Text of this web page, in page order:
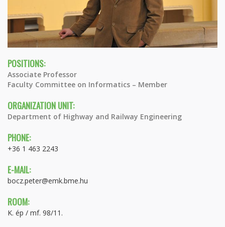
POSITIONS:
Associate Professor
Faculty Committee on Informatics – Member
ORGANIZATION UNIT:
Department of Highway and Railway Engineering
PHONE:
+36 1 463 2243
E-MAIL:
bocz.peter@emk.bme.hu
ROOM:
K. ép / mf. 98/11.